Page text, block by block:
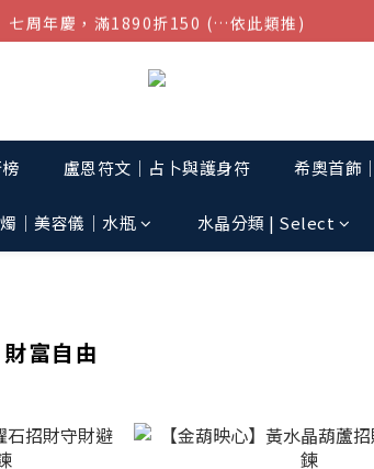
結帳金額滿$1080超取免運
七周年慶，滿1890折150 (…依此類推)
盧恩符文｜占卜與護身符 希奧首飾
│美容儀│水瓶 水晶分類 | Select
富自由